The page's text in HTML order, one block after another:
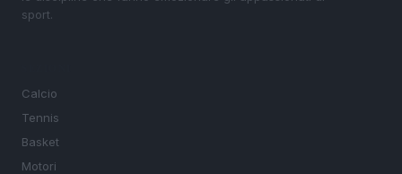
sport.
Calcio
Tennis
Basket
Motori